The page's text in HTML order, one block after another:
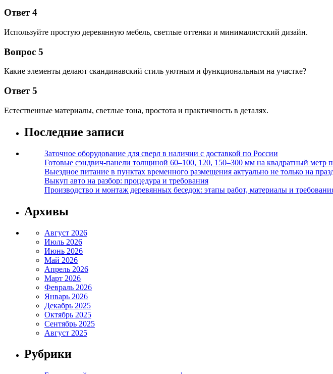
Ответ 4
Используйте простую деревянную мебель, светлые оттенки и минималистский дизайн.
Вопрос 5
Какие элементы делают скандинавский стиль уютным и функциональным на участке?
Ответ 5
Естественные материалы, светлые тона, простота и практичность в деталях.
Последние записи
Заточное оборудование для сверл в наличии с доставкой по России
Готовые сэндвич-панели толщиной 60–100, 120, 150–300 мм на квадратный метр
Выездное питание в пунктах временного размещения актуально не только на
Выкуп авто на разбор: процедура и требования
Производство и монтаж деревянных беседок: этапы работ, материалы и
Архивы
Август 2026
Июль 2026
Июнь 2026
Май 2026
Апрель 2026
Март 2026
Февраль 2026
Январь 2026
Декабрь 2025
Октябрь 2025
Сентябрь 2025
Август 2025
Рубрики